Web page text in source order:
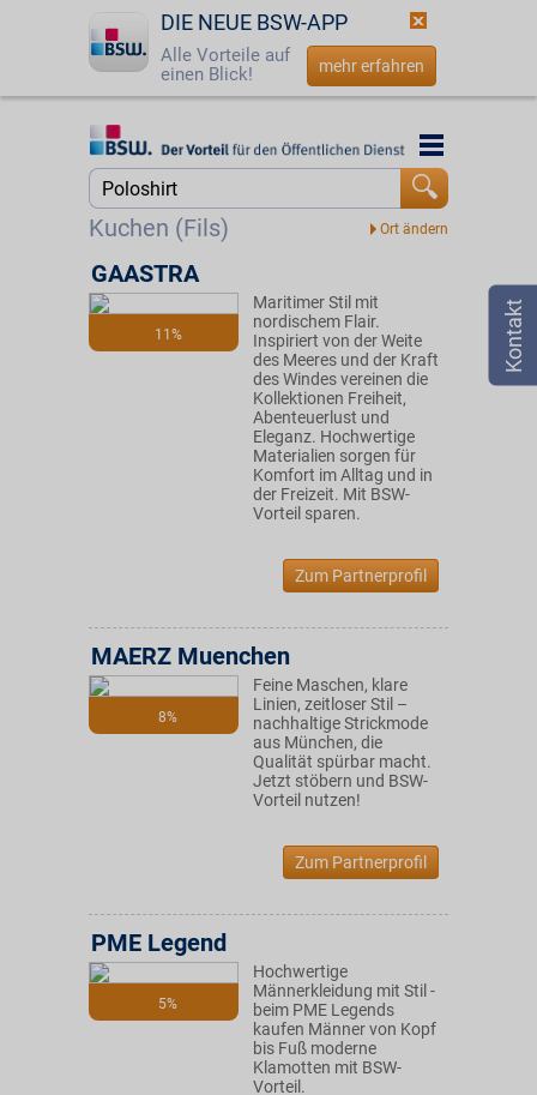
DIE NEUE BSW-APP
Alle Vorteile auf
einen Blick!
mehr erfahren
Startseite
☎ 0800 - 279 25 82
Kuchen (Fils)
Startseite
11%
GAASTRA
Maritimer Stil mit
nordischem Flair.
Inspiriert von der Weite
des Meeres und der Kraft
des Windes vereinen die
Kollektionen Freiheit,
Abenteuerlust und
Eleganz. Hochwertige
Materialien sorgen für
Komfort im Alltag und in
der Freizeit. Mit BSW-
Vorteil sparen.
Zum Partnerprofil
8%
MAERZ Muenchen
Feine Maschen, klare
Linien, zeitloser Stil –
nachhaltige Strickmode
aus München, die
Qualität spürbar macht.
Jetzt stöbern und BSW-
Vorteil nutzen!
Zum Partnerprofil
5%
PME Legend
Hochwertige
Männerkleidung mit Stil -
beim PME Legends
kaufen Männer von Kopf
bis Fuß moderne
Klamotten mit BSW-
Vorteil.